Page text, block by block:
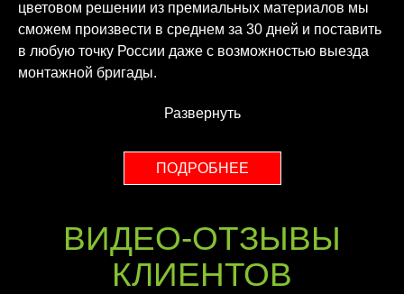
цветовом решении из премиальных материалов мы
сможем произвести в среднем за 30 дней и поставить
в любую точку России даже с возможностью выезда
монтажной бригады.
Развернуть
ПОДРОБНЕЕ
ВИДЕО-ОТЗЫВЫ
КЛИЕНТОВ